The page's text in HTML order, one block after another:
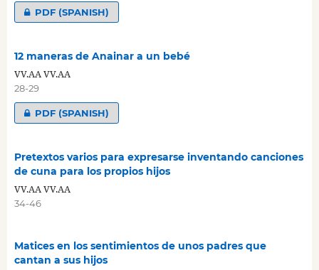
PDF (SPANISH)
12 maneras de Anainar a un bebé
VV.AA VV.AA
28-29
PDF (SPANISH)
Pretextos varios para expresarse inventando canciones
de cuna para los propios hijos
VV.AA VV.AA
34-46
Matices en los sentimientos de unos padres que
cantan a sus hijos